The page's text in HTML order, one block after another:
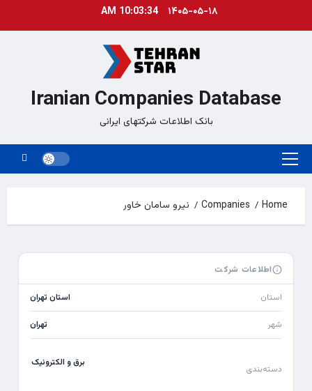
۱۴۰۵-۰۵-۱۸ 10:03:34 AM
Iranian Companies Database
بانک اطلاعات شرکتهای ایرانی
Primary
Home
Companies نیرو سامان خاور
اطلاعات شرکت
استان استان تهران
شهر تهران
دسته‌بندی
برق و الکترونیک